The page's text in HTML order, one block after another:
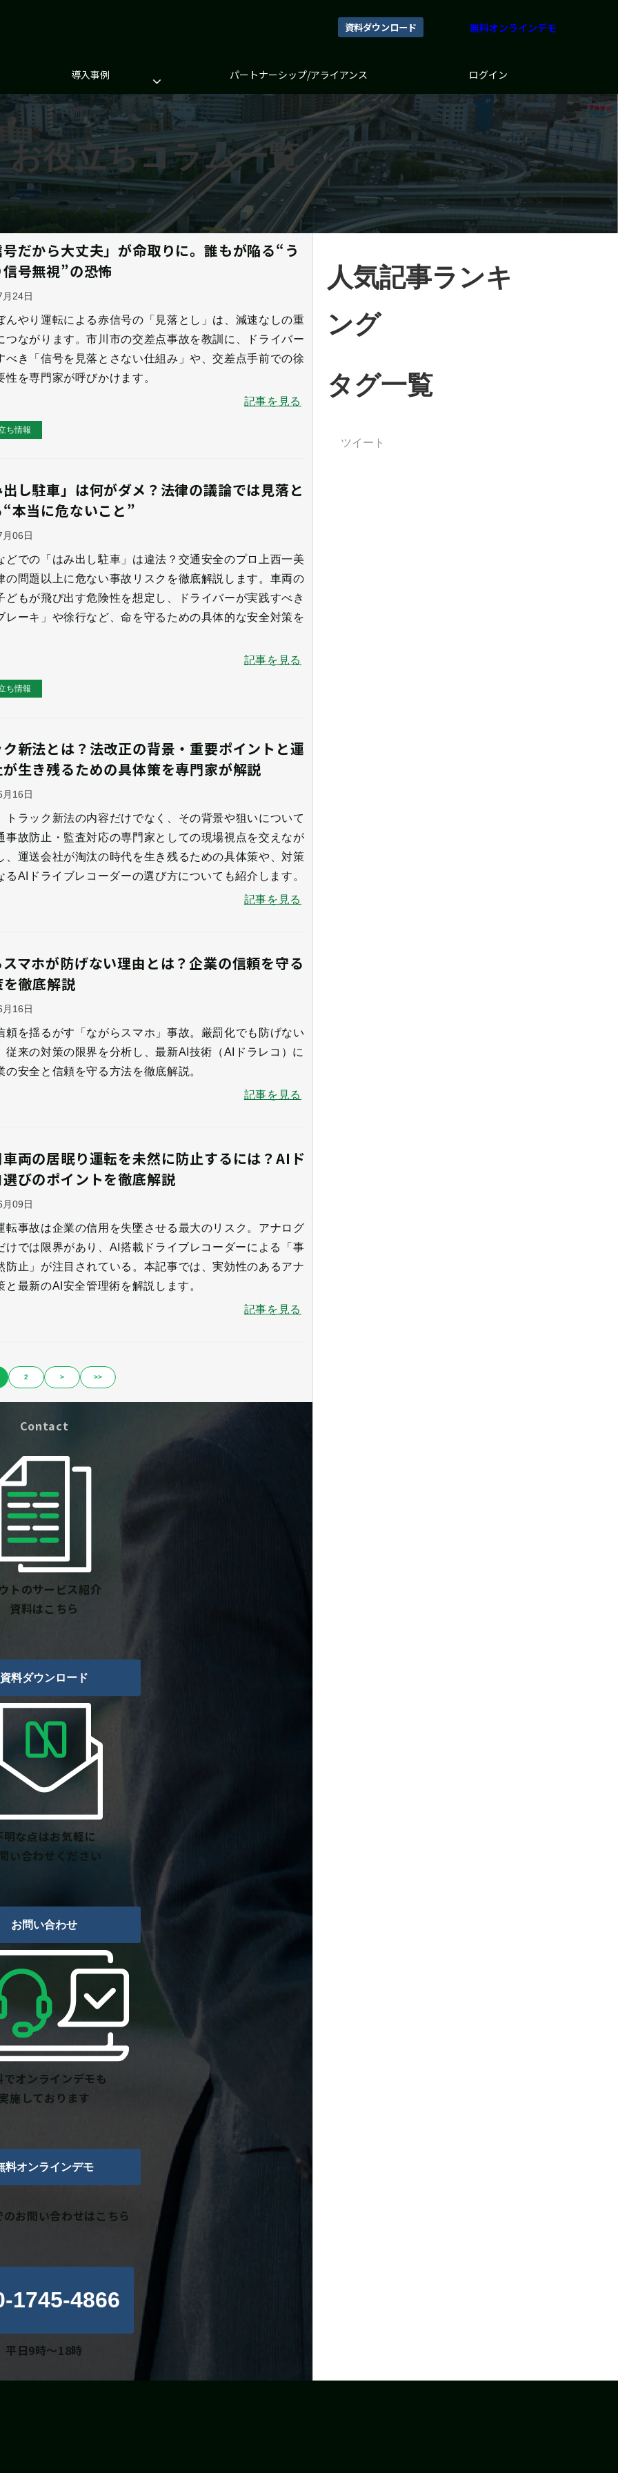
資料ダウンロード 無料オンラインデモ
導入事例 パートナーシップ/アライアンス ログイン
お役立ちコラム一覧
だから大丈夫」が命取りに。誰もが陥る“う
号無視”の恐怖
24日
んやり運転による赤信号の「見落とし」は、減速なしの重
つながります。市川市の交差点事故を教訓に、ドライバー
べき「信号を見落とさない仕組み」や、交差点手前での徐
性を専門家が呼びかけます。
記事を見る
ち情報
し駐車」は何がダメ？法律の議論では見落と
本当に危ないこと”
06日
どでの「はみ出し駐車」は違法？交通安全のプロ上西一美
の問題以上に危ない事故リスクを徹底解説します。車両の
どもが飛び出す危険性を想定し、ドライバーが実践すべき
レーキ」や徐行など、命を守るための具体的な安全対策を
記事を見る
ち情報
新法とは？法改正の背景・重要ポイントと運
生き残るための具体策を専門家が解説
16日
トラック新法の内容だけでなく、その背景や狙いについて
事故防止・監査対応の専門家としての現場視点を交えなが
、運送会社が淘汰の時代を生き残るための具体策や、対策
るAIドライブレコーダーの選び方についても紹介します。
記事を見る
マホが防げない理由とは？企業の信頼を守る
徹底解説
16日
頼を揺るがす「ながらスマホ」事故。厳罰化でも防げない
従来の対策の限界を分析し、最新AI技術（AIドラレコ）に
の安全と信頼を守る方法を徹底解説。
記事を見る
両の居眠り運転を未然に防止するには？AIド
びのポイントを徹底解説
09日
転事故は企業の信用を失墜させる最大のリスク。アナログ
けでは限界があり、AI搭載ドライブレコーダーによる「事
防止」が注目されている。本記事では、実効性のあるアナ
と最新のAI安全管理術を解説します。
記事を見る
2 > >>
Contact
トのサービス紹介
資料はこちら
資料ダウンロード
明な点はお気軽に
い合わせください
お問い合わせ
でオンラインデモも
施しております
料オンラインデモ
お問い合わせはこちら
1745-4866
平日9時～18時
人気記事ランキ
ング
タグ一覧
ツイート